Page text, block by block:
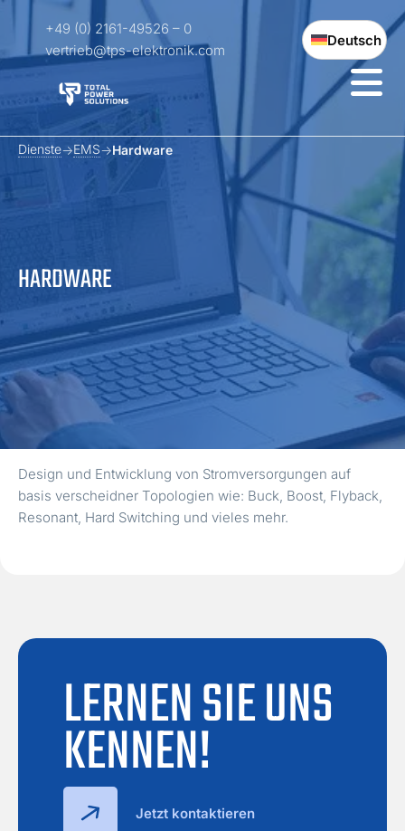
+49 (0) 2161-49526 – 0
vertrieb@tps-elektronik.com
Deutsch
HARDWARE
Dienste EMS Hardware
Design und Entwicklung von Stromversorgungen auf
basis verscheidner Topologien wie: Buck, Boost, Flyback,
Resonant, Hard Switching und vieles mehr.
LERNEN SIE UNS
KENNEN!
Jetzt kontaktieren